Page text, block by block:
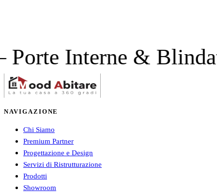
& Blindate —
NAVIGAZIONE
Chi Siamo
Premium Partner
Progettazione e Design
Servizi di Ristrutturazione
Prodotti
Showroom